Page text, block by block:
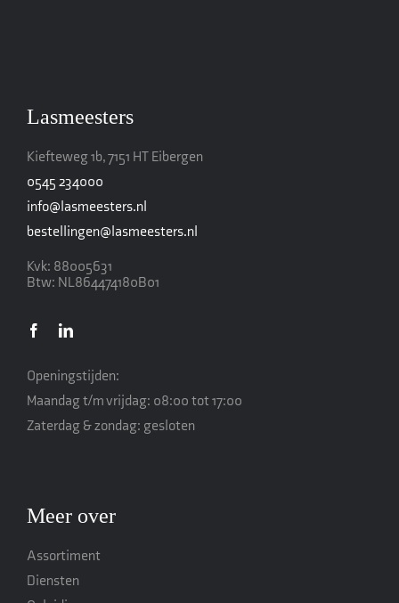
Lasmeesters
Kiefteweg 1b, 7151 HT Eibergen
0545 234000
info@lasmeesters.nl
bestellingen@lasmeesters.nl
Kvk: 88005631
Btw: NL864474180B01
Openingstijden:
Maandag t/m vrijdag: 08:00 tot 17:00
Zaterdag & zondag: gesloten
Meer over
Assortiment
Diensten